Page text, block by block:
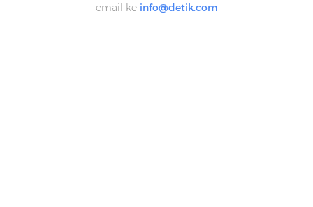
email ke info@detik.com